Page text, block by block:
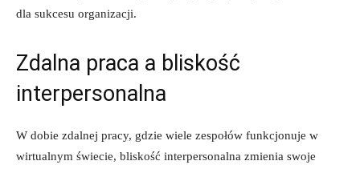
dla sukcesu organizacji.
Zdalna praca a bliskość
interpersonalna
W dobie‍ zdalnej pracy, gdzie‌ wiele zespołów funkcjonuje w
wirtualnym świecie, bliskość interpersonalna zmienia swoje